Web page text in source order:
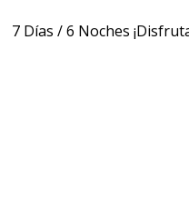
7 Días / 6 Noches